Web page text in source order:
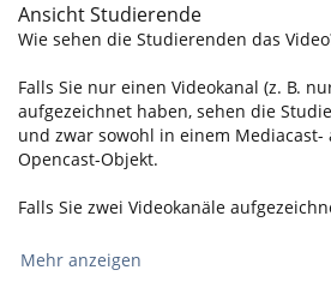
Ansicht Studierende
Wie sehen die Studierenden das
Falls Sie nur einen Videokanal (z. B.
aufgezeichnet haben, sehen die
und zwar sowohl in einem Mediacast-
Opencast-Objekt.
Falls Sie zwei Videokanäle
Mehr anzeigen